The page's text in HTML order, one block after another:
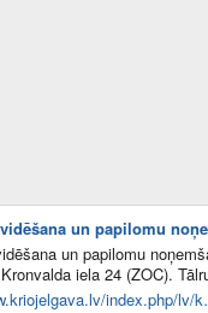
un papilomu
un papilomu
iela 24 (ZOC).
index.php/lv/